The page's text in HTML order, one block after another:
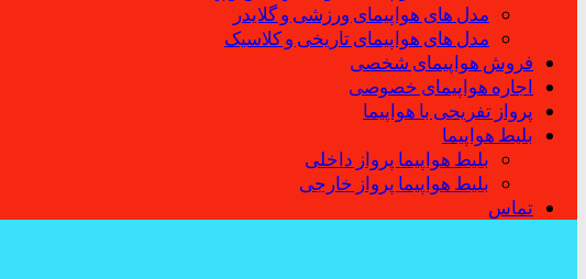
مدل های هواپیمای ورزشی و گلایدر
مدل های هواپیمای تاریخی و کلاسیک
فروش هواپیمای شخصی
اجاره هواپیمای خصوصی
پرواز تفریحی با هواپیما
بلیط هواپیما
بلیط هواپیما پرواز داخلی
بلیط هواپیما پرواز خارجی
تماس